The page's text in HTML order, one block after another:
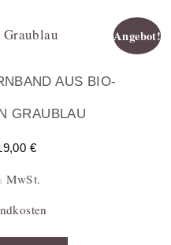
Angebot!
AUS BIO-
GRAUBLAU
€
MwSt.